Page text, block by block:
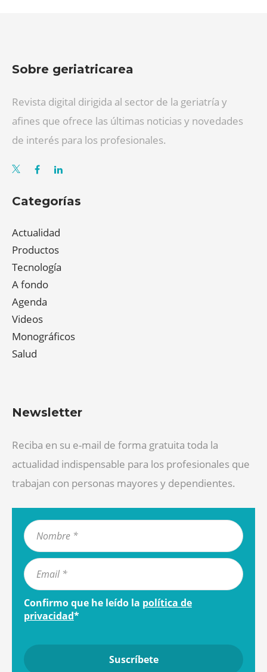
Sobre geriatricarea
Revista digital dirigida al sector de la geriatría y
afines que ofrece las últimas noticias y novedades
de interés para los profesionales.
Categorías
Actualidad
Productos
Tecnología
A fondo
Agenda
Videos
Monográficos
Salud
Newsletter
Reciba en su e-mail de forma gratuita toda la
actualidad indispensable para los profesionales que
trabajan con personas mayores y dependientes.
Confirmo que he leído la política de
privacidad*